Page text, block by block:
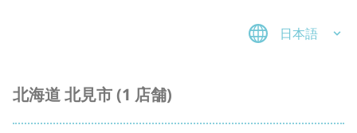
日本語
北海道 北見市 (1 店舗)